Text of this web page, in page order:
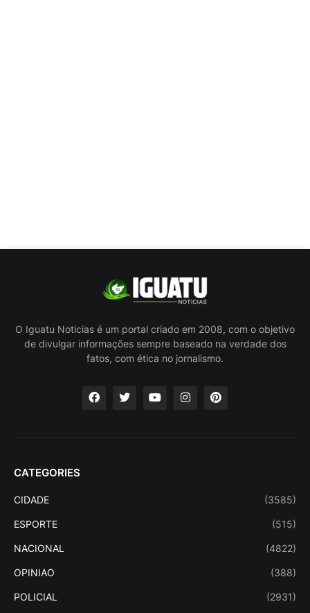
O Iguatu Noticias é um portal criado em 2008, com o objetivo
de divulgar informações sempre baseado na verdade dos
fatos, com ética no jornalismo.
CATEGORIES
CIDADE (3585)
ESPORTE (515)
NACIONAL (4822)
OPINIAO (388)
POLICIAL (2931)